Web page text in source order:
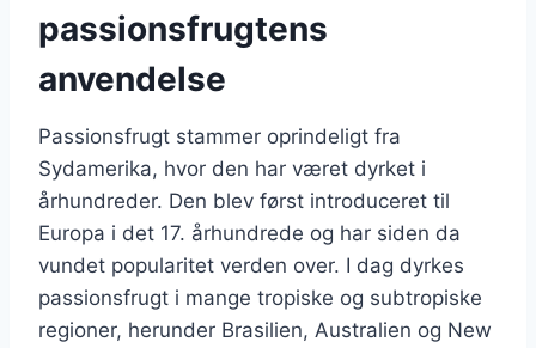
passionsfrugtens
anvendelse
Passionsfrugt stammer oprindeligt fra
Sydamerika, hvor den har været dyrket i
århundreder. Den blev først introduceret til
Europa i det 17. århundrede og har siden da
vundet popularitet verden over. I dag dyrkes
passionsfrugt i mange tropiske og subtropiske
regioner, herunder Brasilien, Australien og New